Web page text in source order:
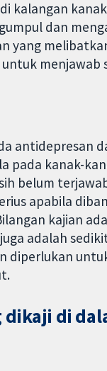
kalangan
dan
yang
menjawab
antidepresan
pada kanak-
belum
apabila
kajian
adalah
diperlukan
dikaji di